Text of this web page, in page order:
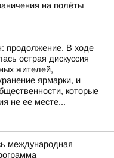
на полёты
продолжение. В ходе
острая дискуссия
жителей,
ярмарки, и
которые
не ее месте...
международная